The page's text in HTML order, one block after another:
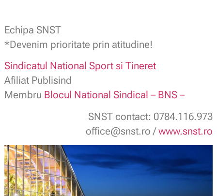
Echipa SNST
*Devenim prioritate prin atitudine!
Sindicatul National Sport si Tineret
Afiliat Publisind
Membru Blocul National Sindical – BNS –
SNST contact: 0784.116.973
office@snst.ro /www.snst.ro